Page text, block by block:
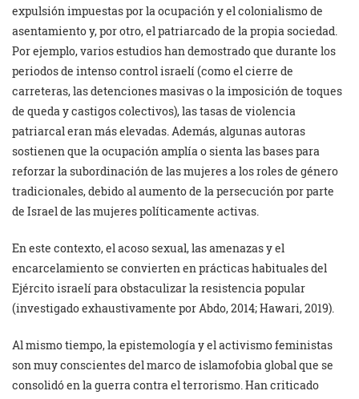
expulsión impuestas por la ocupación y el colonialismo de
asentamiento y, por otro, el patriarcado de la propia sociedad.
Por ejemplo, varios estudios han demostrado que durante los
periodos de intenso control israelí (como el cierre de
carreteras, las detenciones masivas o la imposición de toques
de queda y castigos colectivos), las tasas de violencia
patriarcal eran más elevadas. Además, algunas autoras
sostienen que la ocupación amplía o sienta las bases para
reforzar la subordinación de las mujeres a los roles de género
tradicionales, debido al aumento de la persecución por parte
de Israel de las mujeres políticamente activas.
En este contexto, el acoso sexual, las amenazas y el
encarcelamiento se convierten en prácticas habituales del
Ejército israelí para obstaculizar la resistencia popular
(investigado exhaustivamente por Abdo, 2014; Hawari, 2019).
Al mismo tiempo, la epistemología y el activismo feministas
son muy conscientes del marco de islamofobia global que se
consolidó en la guerra contra el terrorismo. Han criticado